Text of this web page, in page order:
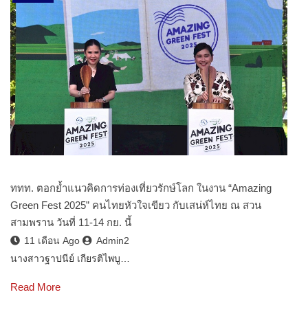
ททท. ตอกย้ำแนวคิดการท่องเที่ยวรักษ์โลก ในงาน “Amazing
Green Fest 2025” คนไทยหัวใจเขียว กับเสน่ห์ไทย ณ สวน
สามพราน วันที่ 11-14 กย. นี้
11 เดือน Ago
Admin2
นางสาวฐาปนีย์ เกียรติไพบู…
Read More